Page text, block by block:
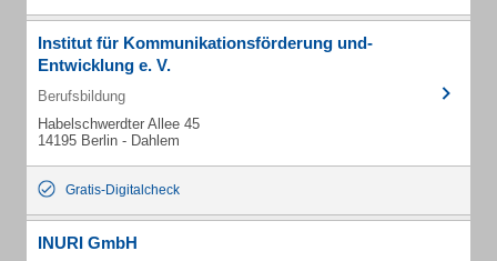
Institut für Kommunikationsförderung und-
Entwicklung e. V.
Berufsbildung
Habelschwerdter Allee 45
14195 Berlin - Dahlem
Gratis-Digitalcheck
INURI GmbH